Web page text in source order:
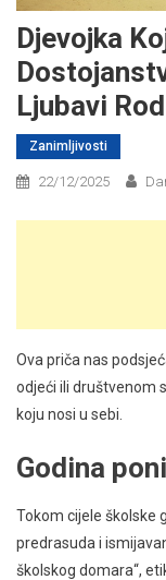
Djevojka
Ljubavi
Zanimljivosti
22/12/2025
Ova priča nas
odjeći ili društvenom
koju nosi u sebi.
Godina
Tokom cijele školske
predrasuda i
školskog domara“,